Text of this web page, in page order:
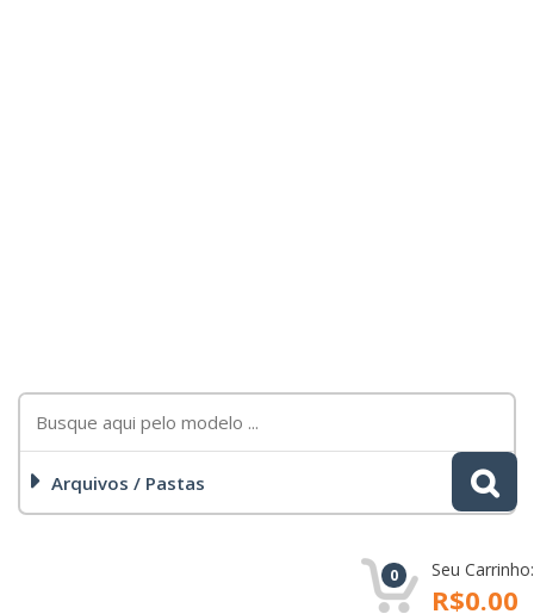
Arquivos / Pastas
0 Seu Carrinho:
R$0.00